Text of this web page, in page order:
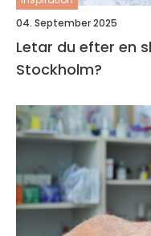
04. September 2025
Letar du efter en
Stockholm?